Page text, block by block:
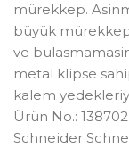
mürekkep.
büyük
ve
metal klipse
kalem
Ürün No.:
Schneider